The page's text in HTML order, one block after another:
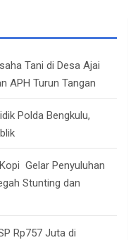
Tani di Desa Ajai
APH Turun Tangan
Polda Bengkulu,
Gelar Penyuluhan
Stunting dan
Rp757 Juta di